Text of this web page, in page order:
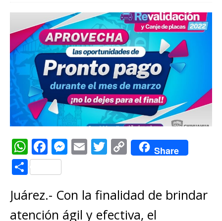
W
h
at
s
A
F
a
c
e
b
M
e
n
E
l
T
te
r
C
o
y
Li
Share
C
m
p
Juárez.- Con la finalidad de brindar
atención ágil y efectiva, el